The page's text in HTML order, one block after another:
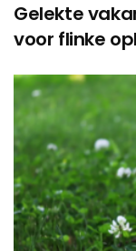
Gelekte
voor flinke